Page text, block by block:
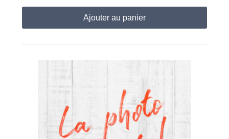
Ajouter au panier